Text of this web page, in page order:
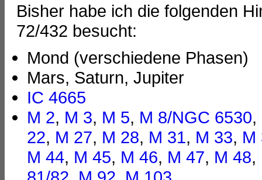
Bisher habe ich die folgenden
72/432 besucht:
Mond (verschiedene Phasen)
Mars, Saturn, Jupiter
IC 4665
M 2, M 3, M 5, M 8/NGC 6530,
22, M 27, M 28, M 31, M 33, M
M 44, M 45, M 46, M 47, M 48,